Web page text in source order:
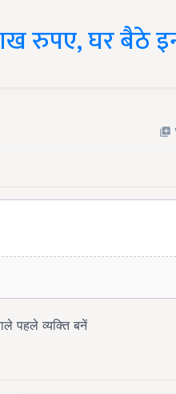
रुपए, घर बैठे